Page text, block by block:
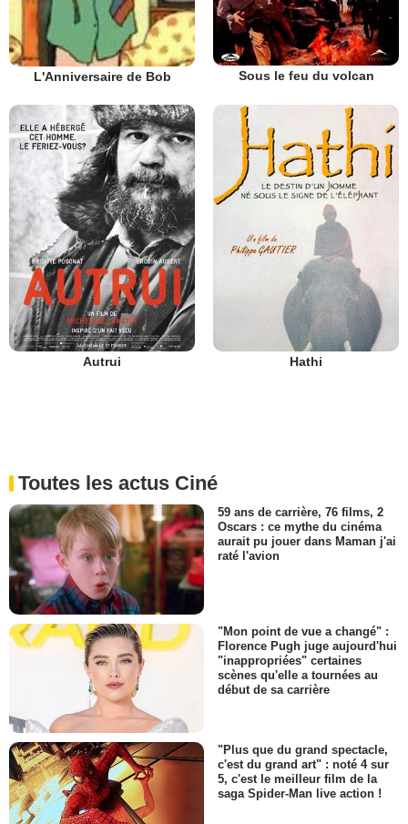
L'Anniversaire de Bob Sous le feu du volcan
Autrui Hathi
Toutes les actus Ciné
59 ans de carrière, 76 films, 2
Oscars : ce mythe du cinéma
aurait pu jouer dans Maman j'ai
raté l'avion
"Mon point de vue a changé" :
Florence Pugh juge aujourd'hui
"inappropriées" certaines
scènes qu'elle a tournées au
début de sa carrière
"Plus que du grand spectacle,
c'est du grand art" : noté 4 sur
5, c'est le meilleur film de la
saga Spider-Man live action !